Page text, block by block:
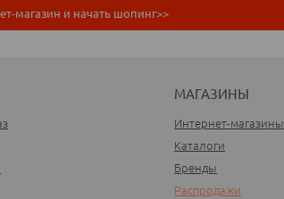
магазин и начать шопинг>>
МАГАЗИНЫ
Интернет-магазины
Каталоги
Бренды
Распродажи